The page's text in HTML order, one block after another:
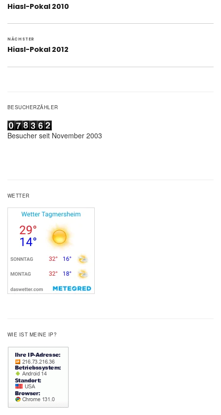
Vorheriger
Hiasl-Pokal 2010
NÄCHSTER
Nächster
Hiasl-Pokal 2012
BESUCHERZÄHLER
Besucher seit November 2003
WETTER
WIE IST MEINE IP?